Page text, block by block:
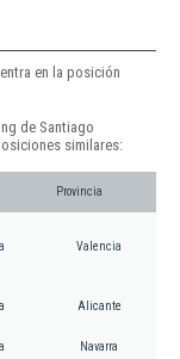
en la posición
de Santiago
similares:
Provincia
Valencia
Alicante
Navarra